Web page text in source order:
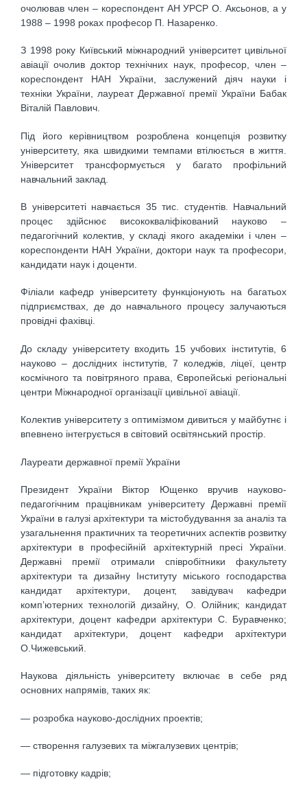
очолював член – кореспондент АН УРСР О. Аксьонов, а у
1988 – 1998 роках професор П. Назаренко.
З 1998 року Київський міжнародний університет цивільної
авіації очолив доктор технічних наук, професор, член –
кореспондент НАН України, заслужений діяч науки і
техніки України, лауреат Державної премії України Бабак
Віталій Павлович.
Під його керівництвом розроблена концепція розвитку
університету, яка швидкими темпами втілюється в життя.
Університет трансформується у багато профільний
навчальний заклад.
В університеті навчається 35 тис. студентів. Навчальний
процес здійснює висококваліфікований науково –
педагогічний колектив, у складі якого академіки і член –
кореспонденти НАН України, доктори наук та професори,
кандидати наук і доценти.
Філіали кафедр університету функціонують на багатьох
підприємствах, де до навчального процесу залучаються
провідні фахівці.
До складу університету входить 15 учбових інститутів, 6
науково – дослідних інститутів, 7 коледжів, ліцеї, центр
космічного та повітряного права, Європейські регіональні
центри Міжнародної організації цивільної авіації.
Колектив університету з оптимізмом дивиться у майбутнє і
впевнено інтегрується в світовий освітянський простір.
Лауреати державної премії України
Президент України Віктор Ющенко вручив науково-
педагогічним працівникам університету Державні премії
України в галузі архітектури та містобудування за аналіз та
узагальнення практичних та теоретичних аспектів розвитку
архітектури в професійній архітектурній пресі України.
Державні премії отримали співробітники факультету
архітектури та дизайну Інституту міського господарства
кандидат архітектури, доцент, завідувач кафедри
комп’ютерних технологій дизайну, О. Олійник; кандидат
архітектури, доцент кафедри архітектури С. Буравченко;
кандидат архітектури, доцент кафедри архітектури
О.Чижевський.
Наукова діяльність університету включає в себе ряд
основних напрямів, таких як:
— розробка науково-дослідних проектів;
— створення галузевих та міжгалузевих центрів;
— підготовку кадрів;